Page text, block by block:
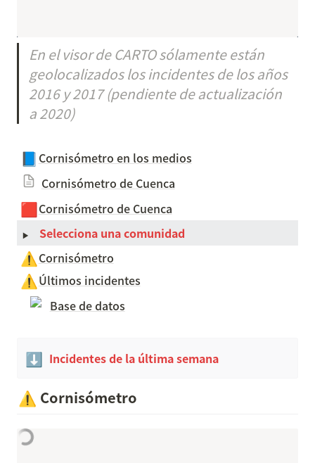
En el visor de CARTO sólamente están
geolocalizados los incidentes de los años
2016 y 2017 (pendiente de actualización
a 2020)
📘 Cornisómetro en los medios
Cornisómetro de Cuenca
🟥Cornisómetro de Cuenca
‣ Selecciona una comunidad
⚠️Cornisómetro
⚠️Últimos incidentes
Base de datos
⬇️ Incidentes de la última semana
⚠️ Cornisómetro